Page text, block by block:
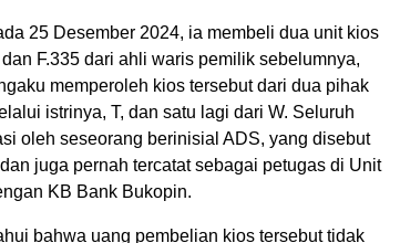
25 Desember 2024, ia membeli dua unit kios
F.335 dari ahli waris pemilik sebelumnya,
memperoleh kios tersebut dari dua pihak
istrinya, T, dan satu lagi dari W. Seluruh
oleh seseorang berinisial ADS, yang disebut
juga pernah tercatat sebagai petugas di Unit
KB Bank Bukopin.
bahwa uang pembelian kios tersebut tidak